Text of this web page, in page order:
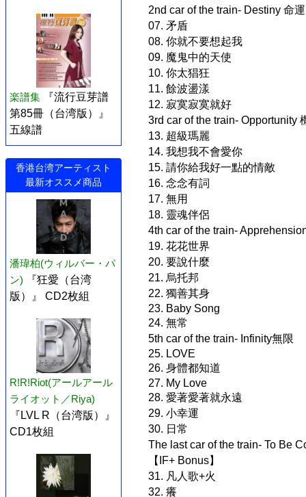
楽譜集
『流行豆芽譜
第85冊（台湾版）』
五線譜
香港台湾アーティスト
最新オススメ商品
潘瑋柏(ウィルバー・パ
ン)
『狂愛（台湾
版）』 CD2枚組
R!R!Riot(アールアール
ライオット／Riya)
『LVL R（台湾版）』
CD1枚組
2nd car of the train- Destiny 命運
07. 矛盾
08. 你就不要想起我
09. 魔鬼中的天使
10. 你太猖狂
11. 餘波盪漾
12. 寂寞寂寞就好
3rd car of the train- Opportunity
13. 超級瑪麗
14. 我想我不會愛你
15. 請你給我好一點的情敵
16. 念念有詞
17. 無用
18. 靈魂伴侶
4th car of the train-
19. 花花世界
20. 要說什麼
21. 烏托邦
22. 獨善其身
23. Baby Song
24. 無常
5th car of the train- Infinity無限
25. LOVE
26. 身體都知道
27. My Love
28. 愛著愛著就永遠
29. 小幸運
30. 日常
The last car of the train- To Be
【IF+ Bonus】
31. 凡人歌+火
32. 癢